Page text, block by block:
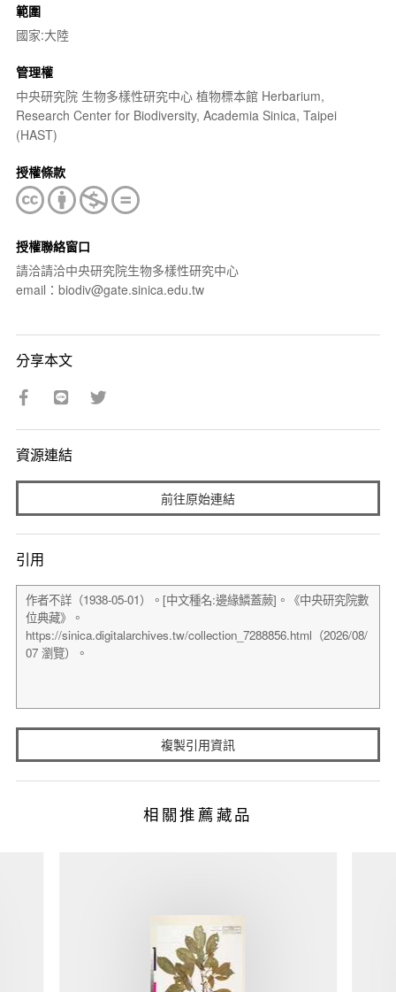
範圍
國家:大陸
管理權
中央研究院 生物多樣性研究中心 植物標本館 Herbarium,
Research Center for Biodiversity, Academia Sinica, Taipei
(HAST)
授權條款
授權聯絡窗口
請洽請洽中央研究院生物多樣性研究中心
email：biodiv@gate.sinica.edu.tw
分享本文
資源連結
前往原始連結
引用
複製引用資訊
相關推薦藏品